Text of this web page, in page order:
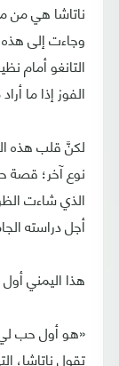
ناتاشا هي من
وجاءت إلى
التانغو أمام
الفوز إذا ما
لكنَّ قلب هذه
نوع آخر؛ قصة
الذي شاءت
أجل دراسته
هذا اليمني
«هو أول حب
تقول ناتاشا،